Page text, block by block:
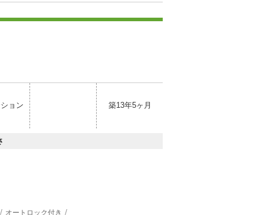
ョン 築13年5ヶ月
オートロック付き